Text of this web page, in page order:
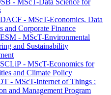
- MScT-Data Science for
- MScT-Economics, Data
and Corporate Finance
- MScT-Environmental
and Sustainability
- MScT-Economics for
and Climate Policy
- MScT-Internet of Things :
and Management Program